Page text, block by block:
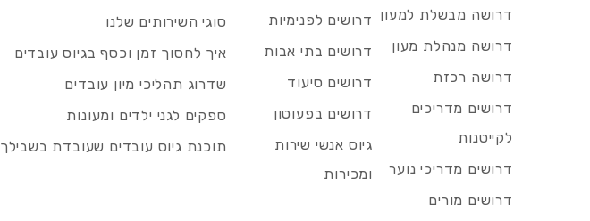
דרושה מבשלת למעון
דרושה מנהלת מעון
דרושה רכזת
דרושים מדריכים
לקייטנות
דרושים מדריכי נוער
דרושים מורים
דרושים לפנימיות
דרושים בתי אבות
דרושים סיעוד
דרושים בפעוטון
גיוס אנשי שירות
ומכירות
סוגי השירותים שלנו
איך לחסוך זמן וכסף בגיוס עובדים
שדרוג תהליכי מיון עובדים
ספקים לגני ילדים ומעונות
תוכנת גיוס עובדים שעובדת בשבילך